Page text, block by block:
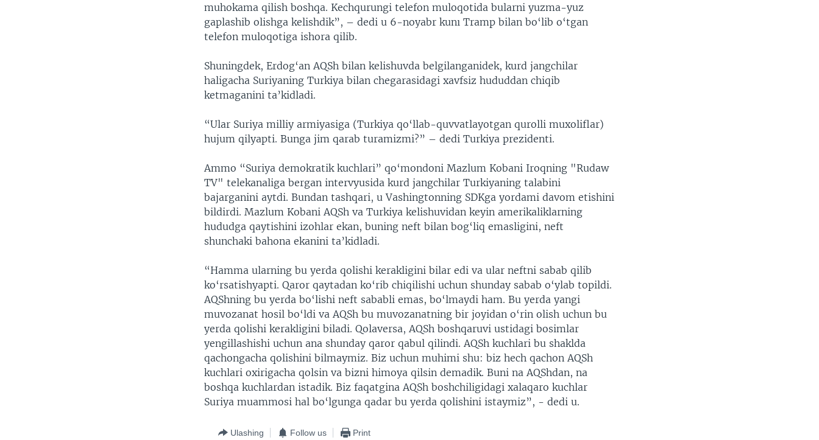
muhokama qilish boshqa. Kechqurungi telefon muloqotida bularni yuzma-yuz
gaplashib olishga kelishdik”, – dedi u 6-noyabr kunı Tramp bilan bo‘lib o‘tgan
telefon muloqotiga ishora qilib.
Shuningdek, Erdog‘an AQSh bilan kelishuvda belgilanganidek, kurd jangchilar
haligacha Suriyaning Turkiya bilan chegarasidagi xavfsiz hududdan chiqib
ketmaganini ta’kidladi.
“Ular Suriya milliy armiyasiga (Turkiya qo‘llab-quvvatlayotgan qurolli muxoliflar)
hujum qilyapti. Bunga jim qarab turamizmi?” – dedi Turkiya prezidenti.
Ammo “Suriya demokratik kuchlari” qo‘mondoni Mazlum Kobani Iroqning "Rudaw
TV" telekanaliga bergan intervyusida kurd jangchilar Turkiyaning talabini
bajarganini aytdi. Bundan tashqari, u Vashingtonning SDKga yordami davom etishini
bildirdi. Mazlum Kobani AQSh va Turkiya kelishuvidan keyin amerikaliklarning
hududga qaytishini izohlar ekan, buning neft bilan bog‘liq emasligini, neft
shunchaki bahona ekanini ta’kidladi.
“Hamma ularning bu yerda qolishi kerakligini bilar edi va ular neftni sabab qilib
ko‘rsatishyapti. Qaror qaytadan ko‘rib chiqilishi uchun shunday sabab o‘ylab topildi.
AQShning bu yerda bo‘lishi neft sababli emas, bo‘lmaydi ham. Bu yerda yangi
muvozanat hosil bo‘ldi va AQSh bu muvozanatning bir joyidan o‘rin olish uchun bu
yerda qolishi kerakligini biladi. Qolaversa, AQSh boshqaruvi ustidagi bosimlar
yengillashishi uchun ana shunday qaror qabul qilindi. AQSh kuchlari bu shaklda
qachongacha qolishini bilmaymiz. Biz uchun muhimi shu: biz hech qachon AQSh
kuchlari oxirigacha qolsin va bizni himoya qilsin demadik. Buni na AQShdan, na
boshqa kuchlardan istadik. Biz faqatgina AQSh boshchiligidagi xalaqaro kuchlar
Suriya muammosi hal bo‘lgunga qadar bu yerda qolishini istaymiz”, - dedi u.
Ulashing Follow us Print